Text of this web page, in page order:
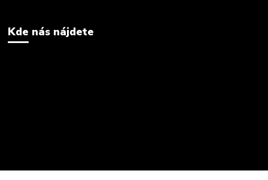
Kde nás nájdete